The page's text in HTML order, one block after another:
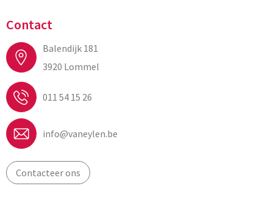
Contact
Balendijk 181
3920 Lommel
011 54 15 26
info@vaneylen.be
Contacteer ons